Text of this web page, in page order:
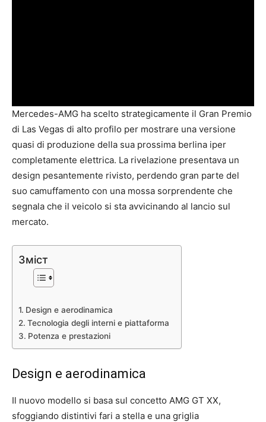
Mercedes-AMG ha scelto strategicamente il Gran Premio
di Las Vegas di alto profilo per mostrare una versione
quasi di produzione della sua prossima berlina iper
completamente elettrica. La rivelazione presentava un
design pesantemente rivisto, perdendo gran parte del
suo camuffamento con una mossa sorprendente che
segnala che il veicolo si sta avvicinando al lancio sul
mercato.
Зміст
Design e aerodinamica
Tecnologia degli interni e piattaforma
Potenza e prestazioni
Design e aerodinamica
Il nuovo modello si basa sul concetto AMG GT XX,
sfoggiando distintivi fari a stella e una griglia